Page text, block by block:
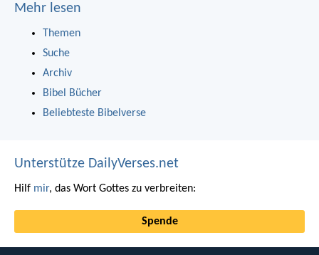
Mehr lesen
Themen
Suche
Archiv
Bibel Bücher
Beliebteste Bibelverse
Unterstütze DailyVerses.net
Hilf mir, das Wort Gottes zu verbreiten:
Spende